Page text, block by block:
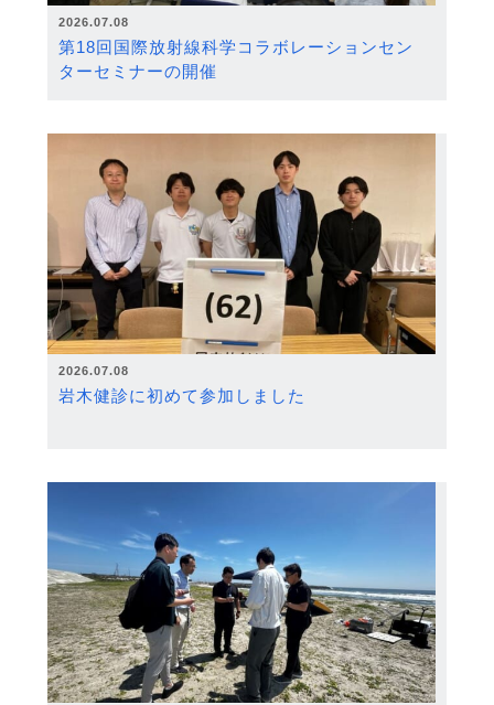
2026.07.08
第18回国際放射線科学コラボレーションセン
ターセミナーの開催
2026.07.08
岩木健診に初めて参加しました